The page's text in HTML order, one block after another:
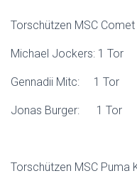
Torschützen MSC
Michael Jockers: 1 Tor
Gennadii Mitc: 1 Tor
Jonas Burger: 1 Tor
Torschützen MSC Puma